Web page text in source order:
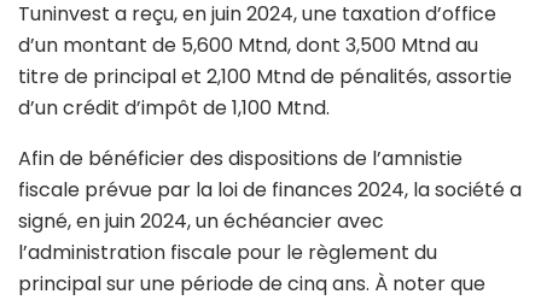
Tuninvest a reçu, en juin 2024, une taxation d’office
d’un montant de 5,600 Mtnd, dont 3,500 Mtnd au
titre de principal et 2,100 Mtnd de pénalités, assortie
d’un crédit d’impôt de 1,100 Mtnd.
Afin de bénéficier des dispositions de l’amnistie
fiscale prévue par la loi de finances 2024, la société a
signé, en juin 2024, un échéancier avec
l’administration fiscale pour le règlement du
principal sur une période de cinq ans. À noter que